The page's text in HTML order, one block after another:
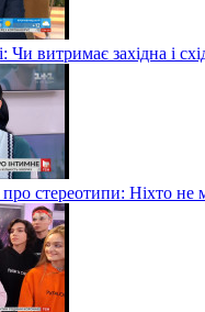
Чи витримає західна і
стереотипи: Ніхто не